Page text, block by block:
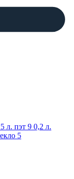
5 л. пэт 9 0,2 л.
5